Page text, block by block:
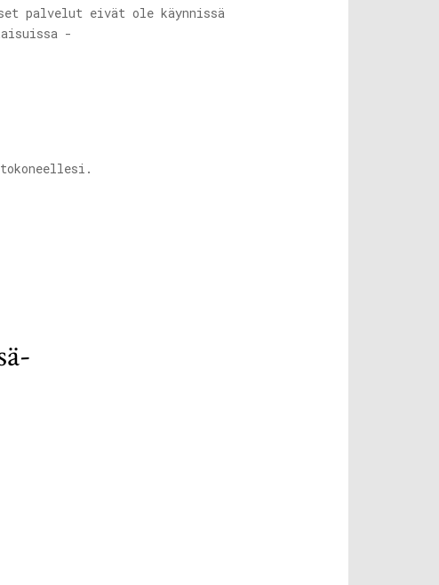
palvelut eivät ole käynnissä
-